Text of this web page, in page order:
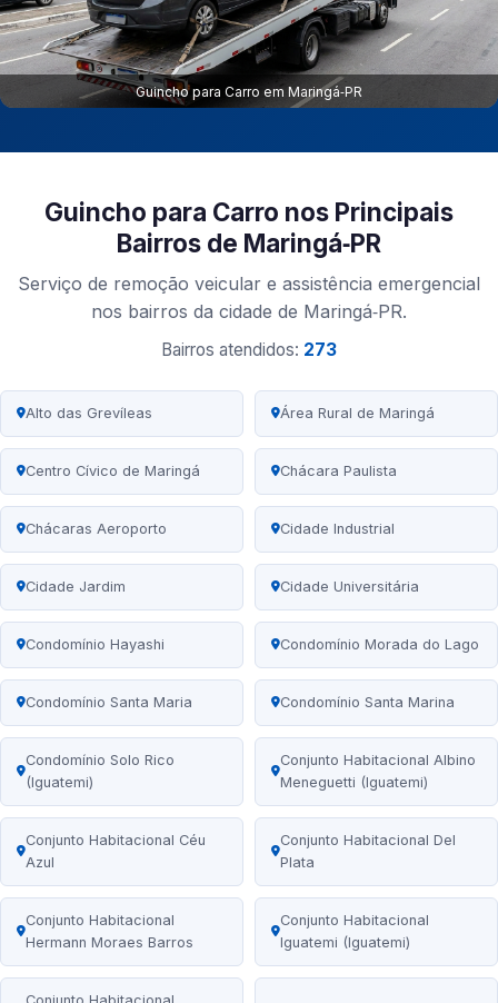
Guincho para Carro em Maringá‑PR
Guincho para Carro nos Principais
Bairros de Maringá‑PR
Serviço de remoção veicular e assistência emergencial
nos bairros da cidade de Maringá‑PR.
Bairros atendidos: 273
Alto das Grevíleas Área Rural de Maringá
Centro Cívico de Maringá Chácara Paulista
Chácaras Aeroporto Cidade Industrial
Cidade Jardim Cidade Universitária
Condomínio Hayashi Condomínio Morada do Lago
Condomínio Santa Maria Condomínio Santa Marina
Condomínio Solo Rico
(Iguatemi)
Conjunto Habitacional Albino
Meneguetti (Iguatemi)
Conjunto Habitacional Céu
Azul
Conjunto Habitacional Del
Plata
Conjunto Habitacional
Hermann Moraes Barros
Conjunto Habitacional
Iguatemi (Iguatemi)